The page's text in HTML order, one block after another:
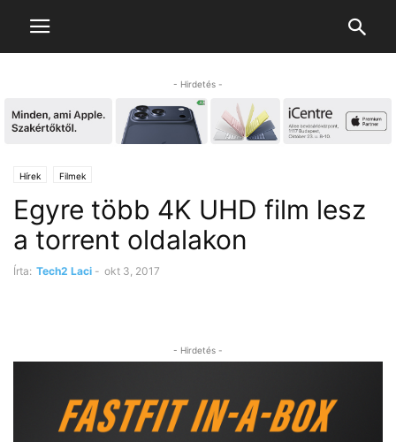
- Hirdetés -
Hírek Filmek
Egyre több 4K UHD film lesz
a torrent oldalakon
Írta: Tech2 Laci - okt 3, 2017
- Hirdetés -